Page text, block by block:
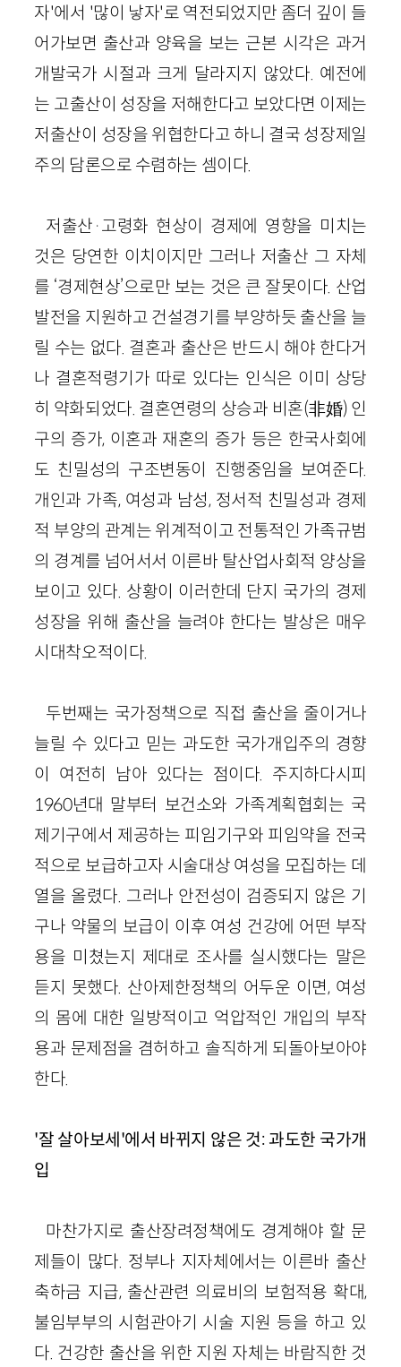
자'에서 '많이 낳자'로 역전되었지만 좀더 깊이 들
어가보면 출산과 양육을 보는 근본 시각은 과거
개발국가 시절과 크게 달라지지 않았다. 예전에
는 고출산이 성장을 저해한다고 보았다면 이제는
저출산이 성장을 위협한다고 하니 결국 성장제일
주의 담론으로 수렴하는 셈이다.
저출산·고령화 현상이 경제에 영향을 미치는
것은 당연한 이치이지만 그러나 저출산 그 자체
를 ‘경제현상’으로만 보는 것은 큰 잘못이다. 산업
발전을 지원하고 건설경기를 부양하듯 출산을 늘
릴 수는 없다. 결혼과 출산은 반드시 해야 한다거
나 결혼적령기가 따로 있다는 인식은 이미 상당
히 약화되었다. 결혼연령의 상승과 비혼(非婚) 인
구의 증가, 이혼과 재혼의 증가 등은 한국사회에
도 친밀성의 구조변동이 진행중임을 보여준다.
개인과 가족, 여성과 남성, 정서적 친밀성과 경제
적 부양의 관계는 위계적이고 전통적인 가족규범
의 경계를 넘어서서 이른바 탈산업사회적 양상을
보이고 있다. 상황이 이러한데 단지 국가의 경제
성장을 위해 출산을 늘려야 한다는 발상은 매우
시대착오적이다.
두번째는 국가정책으로 직접 출산을 줄이거나
늘릴 수 있다고 믿는 과도한 국가개입주의 경향
이 여전히 남아 있다는 점이다. 주지하다시피
1960년대 말부터 보건소와 가족계획협회는 국
제기구에서 제공하는 피임기구와 피임약을 전국
적으로 보급하고자 시술대상 여성을 모집하는 데
열을 올렸다. 그러나 안전성이 검증되지 않은 기
구나 약물의 보급이 이후 여성 건강에 어떤 부작
용을 미쳤는지 제대로 조사를 실시했다는 말은
듣지 못했다. 산아제한정책의 어두운 이면, 여성
의 몸에 대한 일방적이고 억압적인 개입의 부작
용과 문제점을 겸허하고 솔직하게 되돌아보아야
한다.
'잘 살아보세'에서 바뀌지 않은 것: 과도한 국가개
입
마찬가지로 출산장려정책에도 경계해야 할 문
제들이 많다. 정부나 지자체에서는 이른바 출산
축하금 지급, 출산관련 의료비의 보험적용 확대,
불임부부의 시험관아기 시술 지원 등을 하고 있
다. 건강한 출산을 위한 지원 자체는 바람직한 것